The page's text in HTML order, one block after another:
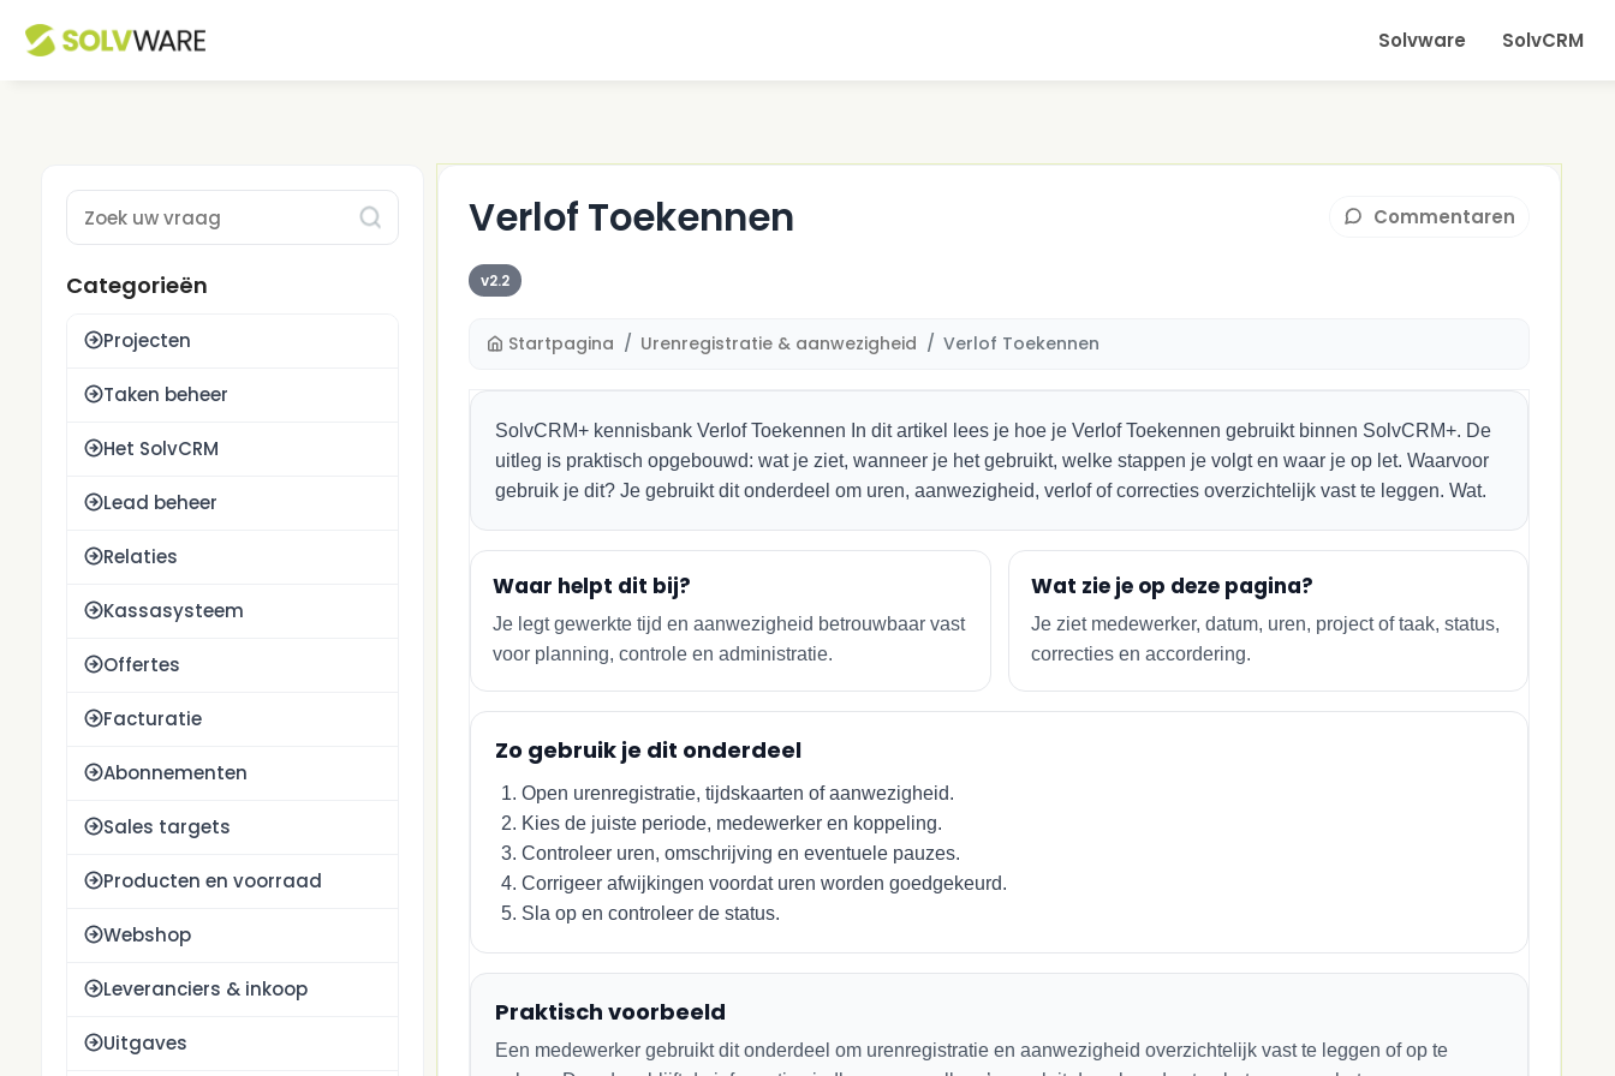
Solvware SolvCRM
Categorieën
Projecten
Taken beheer
Het SolvCRM
Lead beheer
Relaties
Kassasysteem
Offertes
Facturatie
Abonnementen
Sales targets
Producten en voorraad
Webshop
Leveranciers & inkoop
Uitgaves
Verlof Toekennen Commentaren
v2.2
Startpagina Urenregistratie & aanwezigheid Verlof Toekennen
SolvCRM+ kennisbank Verlof Toekennen In dit artikel lees je hoe je Verlof Toekennen gebruikt binnen SolvCRM+. De
uitleg is praktisch opgebouwd: wat je ziet, wanneer je het gebruikt, welke stappen je volgt en waar je op let. Waarvoor
gebruik je dit? Je gebruikt dit onderdeel om uren, aanwezigheid, verlof of correcties overzichtelijk vast te leggen. Wat.
Waar helpt dit bij?
Je legt gewerkte tijd en aanwezigheid betrouwbaar vast
voor planning, controle en administratie.
Wat zie je op deze pagina?
Je ziet medewerker, datum, uren, project of taak, status,
correcties en accordering.
Zo gebruik je dit onderdeel
Open urenregistratie, tijdskaarten of aanwezigheid.
Kies de juiste periode, medewerker en koppeling.
Controleer uren, omschrijving en eventuele pauzes.
Corrigeer afwijkingen voordat uren worden goedgekeurd.
Sla op en controleer de status.
Praktisch voorbeeld
Een medewerker gebruikt dit onderdeel om urenregistratie en aanwezigheid overzichtelijk vast te leggen of op te